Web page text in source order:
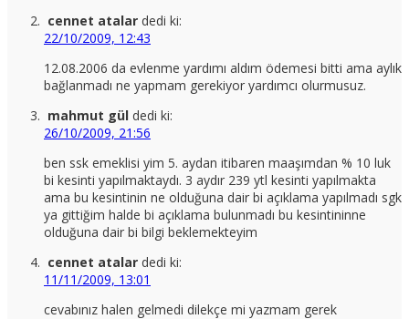
cennet atalar dedi ki:
22/10/2009, 12:43
12.08.2006 da evlenme yardımı aldım ödemesi bitti ama aylık
bağlanmadı ne yapmam gerekiyor yardımcı olurmusuz.
mahmut gül dedi ki:
26/10/2009, 21:56
ben ssk emeklisi yim 5. aydan itibaren maaşımdan % 10 luk
bi kesinti yapılmaktaydı. 3 aydır 239 ytl kesinti yapılmakta
ama bu kesintinin ne olduğuna dair bi açıklama yapılmadı sgk
ya gittiğim halde bi açıklama bulunmadı bu kesintininne
olduğuna dair bi bilgi beklemekteyim
cennet atalar dedi ki:
11/11/2009, 13:01
cevabınız halen gelmedi dilekçe mi yazmam gerek